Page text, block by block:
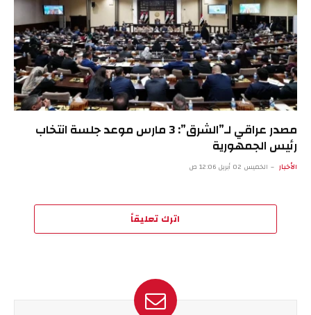
مصدر عراقي لـ”الشرق”: 3 مارس موعد جلسة انتخاب
رئيس الجمهورية
الأخبار الخميس 02 أبريل 12:06 ص
اترك تعليقاً